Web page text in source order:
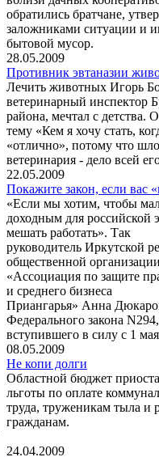
обратились братчане,
заложниками ситуации и
бытовой мусор.
28.05.2009
Противник эвтаназии
Лечить животных Игорь
ветеринарный инспектор
района, мечтал с детства.
тему «Кем я хочу стать,
«отлично», потому что
ветеринария - дело всей
22.05.2009
Покажите закон, если вас
«Если мы хотим, чтобы
доходным для российской
мешать работать». Так
руководитель Иркутской
общественной
«Ассоциация по защите
и среднего бизнеса
Приангарья» Анна
Федерального закона N294,
вступившего в силу с 1
08.05.2009
Не копи долги
Областной бюджет
льготы по оплате
труда, труженикам тыла и
гражданам.
24.04.2009